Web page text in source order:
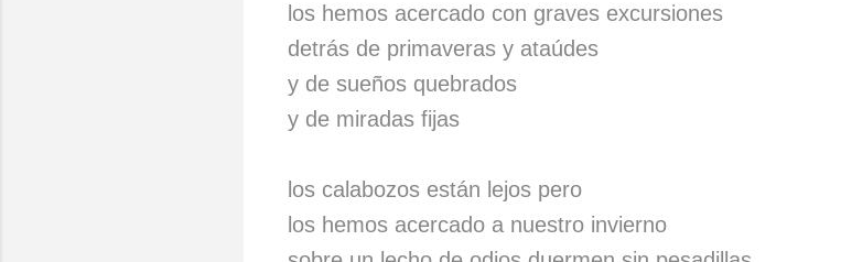
los hemos acercado con graves excursiones
detrás de primaveras y ataúdes
y de sueños quebrados
y de miradas fijas
los calabozos están lejos pero
los hemos acercado a nuestro invierno